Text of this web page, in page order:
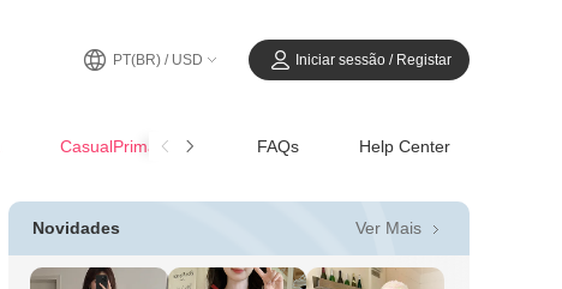
PT(BR) / USD Iniciar sessão / Registar
CasualPrimavera-Verão FAQs Help Center
Novidades Ver Mais 